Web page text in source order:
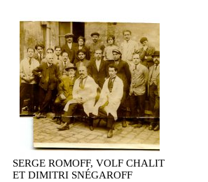
SERGE ROMOFF, VOLF CHALIT
ET DIMITRI SNÉGAROFF